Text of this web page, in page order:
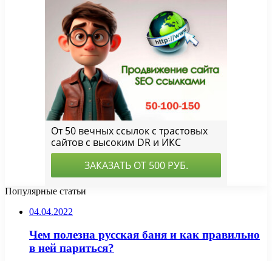
Популярные статьи
04.04.2022
Чем полезна русская баня и как правильно
в ней париться?